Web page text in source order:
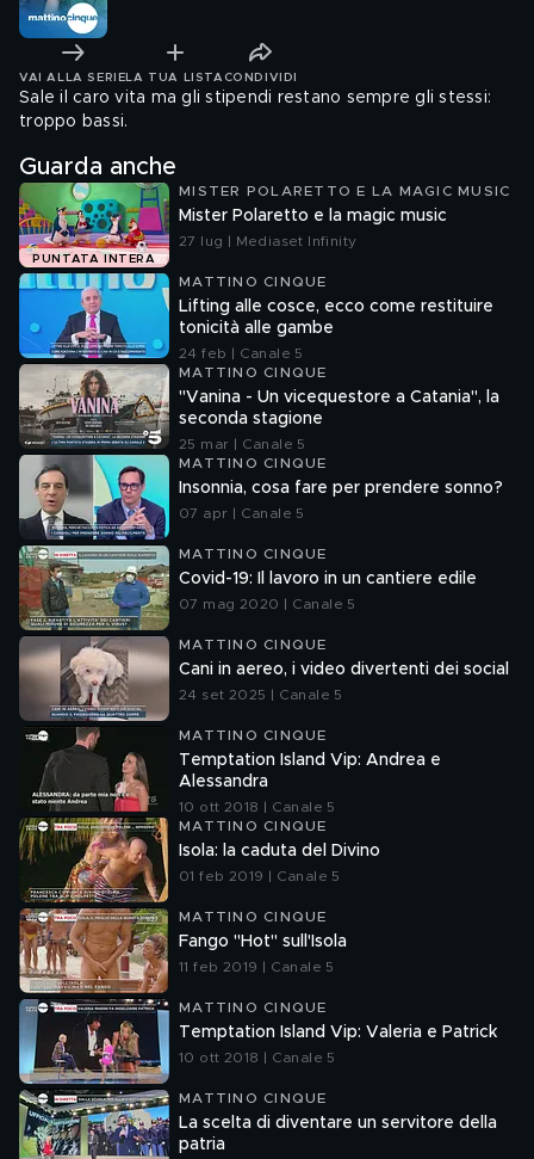
VAI ALLA SERIE LA TUA LISTA CONDIVIDI
Sale il caro vita ma gli stipendi restano sempre gli stessi:
troppo bassi.
Guarda anche
PUNTATA INTERA
MISTER POLARETTO E LA MAGIC MUSIC
Mister Polaretto e la magic music
27 lug | Mediaset Infinity
MATTINO CINQUE
Lifting alle cosce, ecco come restituire
tonicità alle gambe
24 feb | Canale 5
MATTINO CINQUE
"Vanina - Un vicequestore a Catania", la
seconda stagione
25 mar | Canale 5
MATTINO CINQUE
Insonnia, cosa fare per prendere sonno?
07 apr | Canale 5
MATTINO CINQUE
Covid-19: Il lavoro in un cantiere edile
07 mag 2020 | Canale 5
MATTINO CINQUE
Cani in aereo, i video divertenti dei social
24 set 2025 | Canale 5
MATTINO CINQUE
Temptation Island Vip: Andrea e
Alessandra
10 ott 2018 | Canale 5
MATTINO CINQUE
Isola: la caduta del Divino
01 feb 2019 | Canale 5
MATTINO CINQUE
Fango "Hot" sull'Isola
11 feb 2019 | Canale 5
MATTINO CINQUE
Temptation Island Vip: Valeria e Patrick
10 ott 2018 | Canale 5
MATTINO CINQUE
La scelta di diventare un servitore della
patria